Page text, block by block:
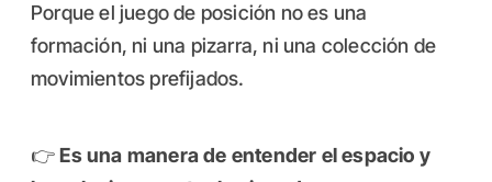
Porque el juego de posición no es una
formación, ni una pizarra, ni una colección de
movimientos prefijados.
👉Es una manera de entender el espacio y